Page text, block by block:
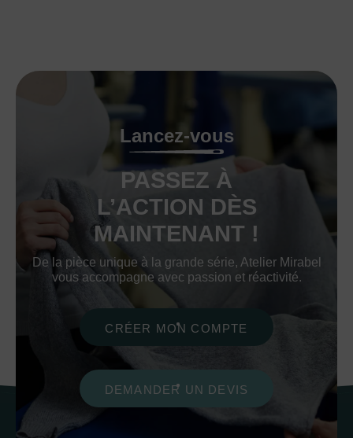
Lancez-vous
PASSEZ À
L’ACTION DÈS
MAINTENANT !
De la pièce unique à la grande série, Atelier Mirabel
vous accompagne avec passion et réactivité.
CRÉER MON COMPTE
DEMANDER UN DEVIS